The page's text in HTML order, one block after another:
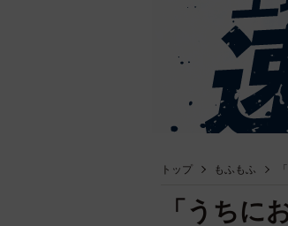
トップ もふもふ
「うちに